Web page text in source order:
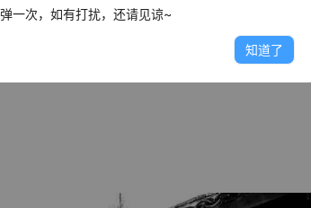
复，并针对面部进行了高清还原修复
一次，如有打扰，还请见谅~
知道了